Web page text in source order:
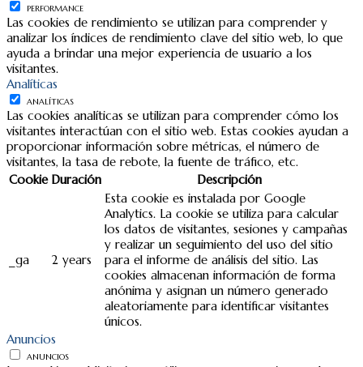
PERFORMANCE
Las cookies de rendimiento se utilizan para comprender y
analizar los índices de rendimiento clave del sitio web, lo que
ayuda a brindar una mejor experiencia de usuario a los
visitantes.
Analíticas
ANALÍTICAS
Las cookies analíticas se utilizan para comprender cómo los
visitantes interactúan con el sitio web. Estas cookies ayudan a
proporcionar información sobre métricas, el número de
visitantes, la tasa de rebote, la fuente de tráfico, etc.
Cookie Duración Descripción
_ga 2 years
Esta cookie es instalada por Google
Analytics. La cookie se utiliza para calcular
los datos de visitantes, sesiones y campañas
y realizar un seguimiento del uso del sitio
para el informe de análisis del sitio. Las
cookies almacenan información de forma
anónima y asignan un número generado
aleatoriamente para identificar visitantes
únicos.
Anuncios
ANUNCIOS